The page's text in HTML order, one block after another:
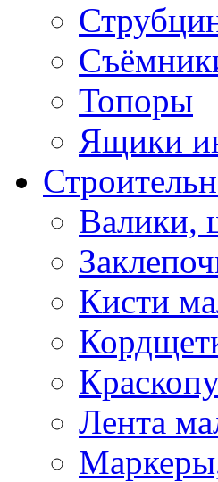
Топоры
Ящики
Валики,
Кисти
Лента